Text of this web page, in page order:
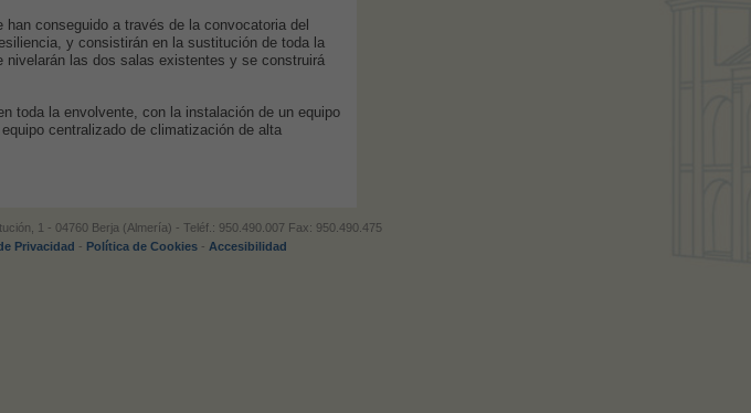
han conseguido a través de la convocatoria del
y consistirán en la sustitución de toda la
las dos salas existentes y se construirá
toda la envolvente, con la instalación de un equipo
centralizado de climatización de alta
1 - 04760 Berja (Almería) - Teléf.: 950.490.007 Fax: 950.490.475
Privacidad - Política de Cookies- Accesibilidad